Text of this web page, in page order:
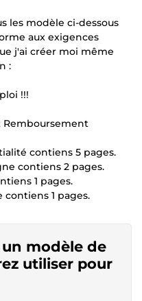
les modèle ci-dessous
aux exigences
j'ai créer moi même
:
!!!
Remboursement
contiens 5 pages.
contiens 2 pages.
1 pages.
1 pages.
modèle de
utiliser pour